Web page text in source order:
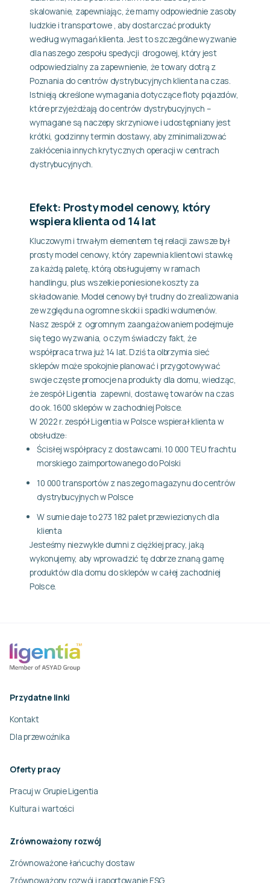
skalowanie, zapewniając, że mamy odpowiednie zasoby
ludzkie i transportowe , aby dostarczać produkty
według wymagań klienta. Jest to szczególne wyzwanie
dla naszego zespołu spedycji drogowej, który jest
odpowiedzialny za zapewnienie, że towary dotrą z
Poznania do centrów dystrybucyjnych klienta na czas.
Istnieją określone wymagania dotyczące floty pojazdów,
które przyjeżdżają do centrów dystrybucyjnych –
wymagane są naczepy skrzyniowe i udostępniany jest
krótki, godzinny termin dostawy, aby zminimalizować
zakłócenia innych krytycznych operacji w centrach
dystrybucyjnych.
Efekt: Prosty model cenowy, który
wspiera klienta od 14 lat
Kluczowym i trwałym elementem tej relacji zawsze był
prosty model cenowy, który zapewnia klientowi stawkę
za każdą paletę, którą obsługujemy w ramach
handlingu, plus wszelkie poniesione koszty za
składowanie. Model cenowy był trudny do zrealizowania
ze względu na ogromne skoki i spadki wolumenów.
Nasz zespół z ogromnym zaangażowaniem podejmuje
się tego wyzwania, o czym świadczy fakt, że
współpraca trwa już 14 lat. Dziś ta olbrzymia sieć
sklepów może spokojnie planować i przygotowywać
swoje częste promocje na produkty dla domu, wiedząc,
że zespół Ligentia zapewni, dostawę towarów na czas
do ok. 1600 sklepów w zachodniej Polsce.
W 2022 r. zespół Ligentia w Polsce wspierał klienta w
obsłudze:
Ścisłej współpracy z dostawcami. 10 000 TEU frachtu
morskiego zaimportowanego do Polski
10 000 transportów z naszego magazynu do centrów
dystrybucyjnych w Polsce
W sumie daje to 273 182 palet przewiezionych dla
klienta
Jesteśmy niezwykle dumni z ciężkiej pracy, jaką
wykonujemy, aby wprowadzić tę dobrze znaną gamę
produktów dla domu do sklepów w całej zachodniej
Polsce.
Przydatne linki
Kontakt
Dla przewoźnika
Oferty pracy
Pracuj w Grupie Ligentia
Kultura i wartości
Zrównoważony rozwój
Zrównoważone łańcuchy dostaw
Zrównoważony rozwój i raportowanie ESG